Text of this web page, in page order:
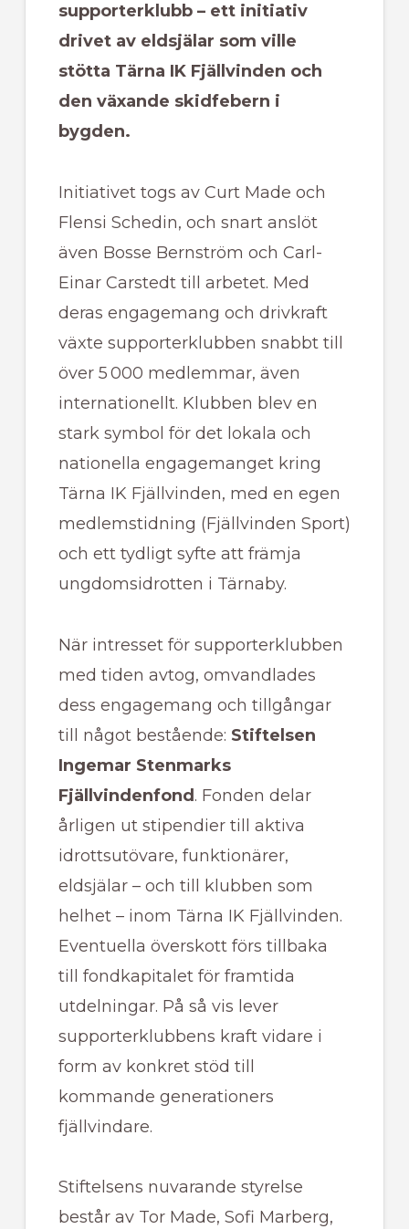
supporterklubb – ett initiativ
drivet av eldsjälar som ville
stötta Tärna IK Fjällvinden och
den växande skidfebern i
bygden.
Initiativet togs av Curt Made och
Flensi Schedin, och snart anslöt
även Bosse Bernström och Carl-
Einar Carstedt till arbetet. Med
deras engagemang och drivkraft
växte supporterklubben snabbt till
över 5 000 medlemmar, även
internationellt. Klubben blev en
stark symbol för det lokala och
nationella engagemanget kring
Tärna IK Fjällvinden, med en egen
medlemstidning (Fjällvinden Sport)
och ett tydligt syfte att främja
ungdomsidrotten i Tärnaby.
När intresset för supporterklubben
med tiden avtog, omvandlades
dess engagemang och tillgångar
till något bestående: Stiftelsen
Ingemar Stenmarks
Fjällvindenfond . Fonden delar
årligen ut stipendier till aktiva
idrottsutövare, funktionärer,
eldsjälar – och till klubben som
helhet – inom Tärna IK Fjällvinden.
Eventuella överskott förs tillbaka
till fondkapitalet för framtida
utdelningar. På så vis lever
supporterklubbens kraft vidare i
form av konkret stöd till
kommande generationers
fjällvindare.
Stiftelsens nuvarande styrelse
består av Tor Made, Sofi Marberg,